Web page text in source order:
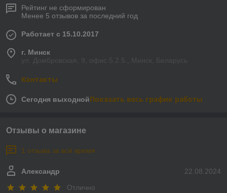
Рейтинг не сформирован
Менее 5 отзывов за последний год
Работает с 15.10.2017
г. Минск
ул. Домбровская, 9, офис 5.2.5., Минск, Беларусь
Контакты
Сегодня выходнойПоказать весь график работы
Отзывы о магазине
1 отзыва за всё время
22.08.2024
Александр
Отлично